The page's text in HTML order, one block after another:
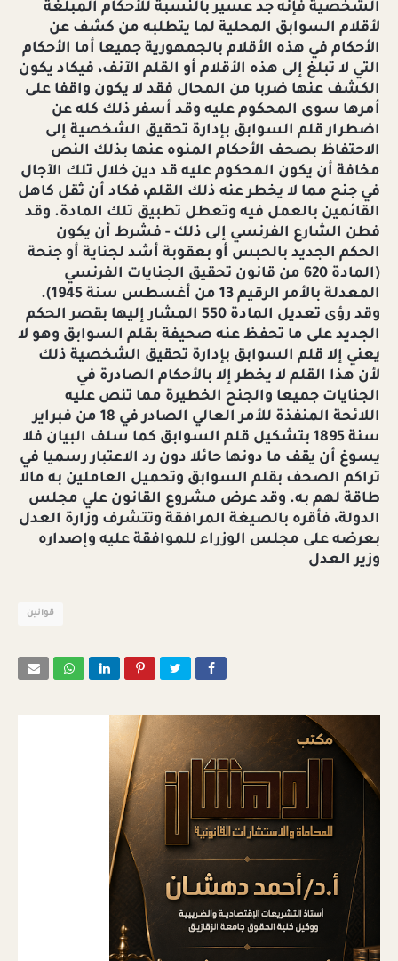
الشخصية فإنه جد عسير بالنسبة للأحكام المبلغة
لأقلام السوابق المحلية لما يتطلبه من كشف عن
الأحكام في هذه الأقلام بالجمهورية جميعا أما الأحكام
التي لا تبلغ إلى هذه الأقلام أو القلم الآنف، فيكاد يكون
الكشف عنها ضربا من المحال فقد لا يكون واقفا على
أمرها سوى المحكوم عليه وقد أسفر ذلك كله عن
اضطرار قلم السوابق بإدارة تحقيق الشخصية إلى
الاحتفاظ بصحف الأحكام المنوه عنها بذلك النص
مخافة أن يكون المحكوم عليه قد دين خلال تلك الآجال
في جنح مما لا يخطر عنه ذلك القلم، فكاد أن ثقل كاهل
القائمين بالعمل فيه وتعطل تطبيق تلك المادة. وقد
فطن الشارع الفرنسي إلى ذلك - فشرط أن يكون
الحكم الجديد بالحبس أو بعقوبة أشد لجناية أو جنحة
(المادة 620 من قانون تحقيق الجنايات الفرنسي
المعدلة بالأمر الرقيم 13 من أغسطس سنة 1945).
وقد رؤى تعديل المادة 550 المشار إليها بقصر الحكم
الجديد على ما تحفظ عنه صحيفة بقلم السوابق وهو لا
يعني إلا قلم السوابق بإدارة تحقيق الشخصية ذلك
لأن هذا القلم لا يخطر إلا بالأحكام الصادرة في
الجنايات جميعا والجنح الخطيرة مما تنص عليه
اللائحة المنفذة للأمر العالي الصادر في 18 من فبراير
سنة 1895 بتشكيل قلم السوابق كما سلف البيان فلا
يسوغ أن يقف ما دونها حائلا دون رد الاعتبار رسميا في
تراكم الصحف بقلم السوابق وتحميل العاملين به مالا
طاقة لهم به. وقد عرض مشروع القانون علي مجلس
الدولة، فأقره بالصيغة المرافقة وتتشرف وزارة العدل
بعرضه على مجلس الوزراء للموافقة عليه وإصداره
وزير العدل
قوانين